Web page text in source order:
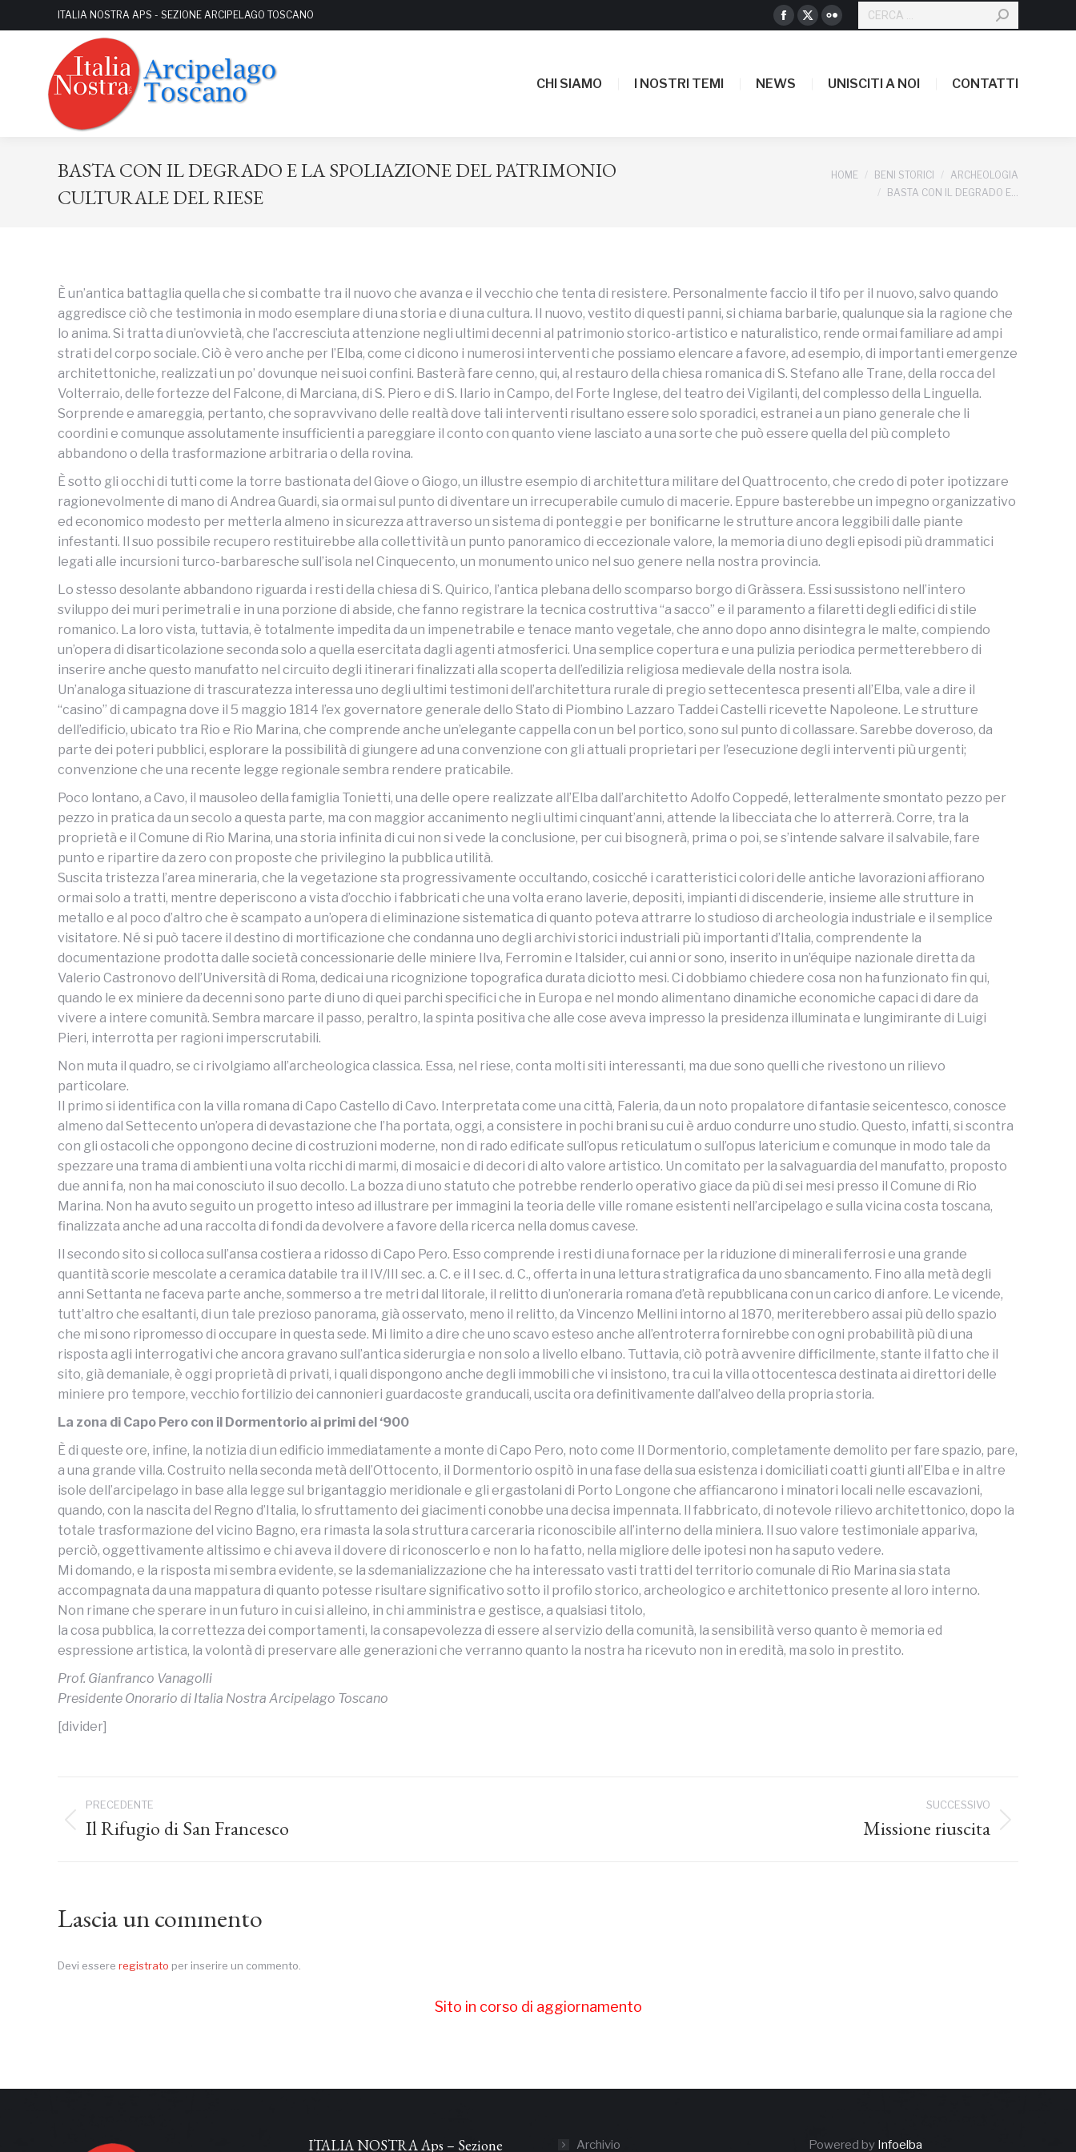
ITALIA NOSTRA APS - SEZIONE ARCIPELAGO TOSCANO
Facebook
in
X
Flickr
in
CERCA:
CHI SIAMO I NOSTRI TEMI NEWS UNISCITI A NOI CONTATTI
BASTA CON IL DEGRADO E LA SPOLIAZIONE DEL PATRIMONIO
CULTURALE DEL RIESE
HOME BENI STORICI
ARCHEOLOGIA
BASTA CON IL DEGRADO E…
È un’antica battaglia quella che si combatte tra il nuovo che avanza e il vecchio che tenta di resistere. Personalmente faccio il tifo per il nuovo, salvo quando
aggredisce ciò che testimonia in modo esemplare di una storia e di una cultura. Il nuovo, vestito di questi panni, si chiama barbarie, qualunque sia la ragione che
lo anima. Si tratta di un’ovvietà, che l’accresciuta attenzione negli ultimi decenni al patrimonio storico-artistico e naturalistico, rende ormai familiare ad ampi
strati del corpo sociale. Ciò è vero anche per l’Elba, come ci dicono i numerosi interventi che possiamo elencare a favore, ad esempio, di importanti emergenze
architettoniche, realizzati un po’ dovunque nei suoi confini. Basterà fare cenno, qui, al restauro della chiesa romanica di S. Stefano alle Trane, della rocca del
Volterraio, delle fortezze del Falcone, di Marciana, di S. Piero e di S. Ilario in Campo, del Forte Inglese, del teatro dei Vigilanti, del complesso della Linguella.
Sorprende e amareggia, pertanto, che sopravvivano delle realtà dove tali interventi risultano essere solo sporadici, estranei a un piano generale che li
coordini e comunque assolutamente insufficienti a pareggiare il conto con quanto viene lasciato a una sorte che può essere quella del più completo
abbandono o della trasformazione arbitraria o della rovina.
È sotto gli occhi di tutti come la torre bastionata del Giove o Giogo, un illustre esempio di architettura militare del Quattrocento, che credo di poter ipotizzare
ragionevolmente di mano di Andrea Guardi, sia ormai sul punto di diventare un irrecuperabile cumulo di macerie. Eppure basterebbe un impegno organizzativo
ed economico modesto per metterla almeno in sicurezza attraverso un sistema di ponteggi e per bonificarne le strutture ancora leggibili dalle piante
infestanti. Il suo possibile recupero restituirebbe alla collettività un punto panoramico di eccezionale valore, la memoria di uno degli episodi più drammatici
legati alle incursioni turco-barbaresche sull’isola nel Cinquecento, un monumento unico nel suo genere nella nostra provincia.
Lo stesso desolante abbandono riguarda i resti della chiesa di S. Quirico, l’antica plebana dello scomparso borgo di Gràssera. Essi sussistono nell’intero
sviluppo dei muri perimetrali e in una porzione di abside, che fanno registrare la tecnica costruttiva “a sacco” e il paramento a filaretti degli edifici di stile
romanico. La loro vista, tuttavia, è totalmente impedita da un impenetrabile e tenace manto vegetale, che anno dopo anno disintegra le malte, compiendo
un’opera di disarticolazione seconda solo a quella esercitata dagli agenti atmosferici. Una semplice copertura e una pulizia periodica permetterebbero di
inserire anche questo manufatto nel circuito degli itinerari finalizzati alla scoperta dell’edilizia religiosa medievale della nostra isola.
Un’analoga situazione di trascuratezza interessa uno degli ultimi testimoni dell’architettura rurale di pregio settecentesca presenti all’Elba, vale a dire il
“casino” di campagna dove il 5 maggio 1814 l’ex governatore generale dello Stato di Piombino Lazzaro Taddei Castelli ricevette Napoleone. Le strutture
dell’edificio, ubicato tra Rio e Rio Marina, che comprende anche un’elegante cappella con un bel portico, sono sul punto di collassare. Sarebbe doveroso, da
parte dei poteri pubblici, esplorare la possibilità di giungere ad una convenzione con gli attuali proprietari per l’esecuzione degli interventi più urgenti;
convenzione che una recente legge regionale sembra rendere praticabile.
Poco lontano, a Cavo, il mausoleo della famiglia Tonietti, una delle opere realizzate all’Elba dall’architetto Adolfo Coppedé, letteralmente smontato pezzo per
pezzo in pratica da un secolo a questa parte, ma con maggior accanimento negli ultimi cinquant’anni, attende la libecciata che lo atterrerà. Corre, tra la
proprietà e il Comune di Rio Marina, una storia infinita di cui non si vede la conclusione, per cui bisognerà, prima o poi, se s’intende salvare il salvabile, fare
punto e ripartire da zero con proposte che privilegino la pubblica utilità.
Suscita tristezza l’area mineraria, che la vegetazione sta progressivamente occultando, cosicché i caratteristici colori delle antiche lavorazioni affiorano
ormai solo a tratti, mentre deperiscono a vista d’occhio i fabbricati che una volta erano laverie, depositi, impianti di discenderie, insieme alle strutture in
metallo e al poco d’altro che è scampato a un’opera di eliminazione sistematica di quanto poteva attrarre lo studioso di archeologia industriale e il semplice
visitatore. Né si può tacere il destino di mortificazione che condanna uno degli archivi storici industriali più importanti d’Italia, comprendente la
documentazione prodotta dalle società concessionarie delle miniere Ilva, Ferromin e Italsider, cui anni or sono, inserito in un’équipe nazionale diretta da
Valerio Castronovo dell’Università di Roma, dedicai una ricognizione topografica durata diciotto mesi. Ci dobbiamo chiedere cosa non ha funzionato fin qui,
quando le ex miniere da decenni sono parte di uno di quei parchi specifici che in Europa e nel mondo alimentano dinamiche economiche capaci di dare da
vivere a intere comunità. Sembra marcare il passo, peraltro, la spinta positiva che alle cose aveva impresso la presidenza illuminata e lungimirante di Luigi
Pieri, interrotta per ragioni imperscrutabili.
Non muta il quadro, se ci rivolgiamo all’archeologica classica. Essa, nel riese, conta molti siti interessanti, ma due sono quelli che rivestono un rilievo
particolare.
Il primo si identifica con la villa romana di Capo Castello di Cavo. Interpretata come una città, Faleria, da un noto propalatore di fantasie seicentesco, conosce
almeno dal Settecento un’opera di devastazione che l’ha portata, oggi, a consistere in pochi brani su cui è arduo condurre uno studio. Questo, infatti, si scontra
con gli ostacoli che oppongono decine di costruzioni moderne, non di rado edificate sull’opus reticulatum o sull’opus latericium e comunque in modo tale da
spezzare una trama di ambienti una volta ricchi di marmi, di mosaici e di decori di alto valore artistico. Un comitato per la salvaguardia del manufatto, proposto
due anni fa, non ha mai conosciuto il suo decollo. La bozza di uno statuto che potrebbe renderlo operativo giace da più di sei mesi presso il Comune di Rio
Marina. Non ha avuto seguito un progetto inteso ad illustrare per immagini la teoria delle ville romane esistenti nell’arcipelago e sulla vicina costa toscana,
finalizzata anche ad una raccolta di fondi da devolvere a favore della ricerca nella domus cavese.
Il secondo sito si colloca sull’ansa costiera a ridosso di Capo Pero. Esso comprende i resti di una fornace per la riduzione di minerali ferrosi e una grande
quantità scorie mescolate a ceramica databile tra il IV/III sec. a. C. e il I sec. d. C., offerta in una lettura stratigrafica da uno sbancamento. Fino alla metà degli
anni Settanta ne faceva parte anche, sommerso a tre metri dal litorale, il relitto di un’oneraria romana d’età repubblicana con un carico di anfore. Le vicende,
tutt’altro che esaltanti, di un tale prezioso panorama, già osservato, meno il relitto, da Vincenzo Mellini intorno al 1870, meriterebbero assai più dello spazio
che mi sono ripromesso di occupare in questa sede. Mi limito a dire che uno scavo esteso anche all’entroterra fornirebbe con ogni probabilità più di una
risposta agli interrogativi che ancora gravano sull’antica siderurgia e non solo a livello elbano. Tuttavia, ciò potrà avvenire difficilmente, stante il fatto che il
sito, già demaniale, è oggi proprietà di privati, i quali dispongono anche degli immobili che vi insistono, tra cui la villa ottocentesca destinata ai direttori delle
miniere pro tempore, vecchio fortilizio dei cannonieri guardacoste granducali, uscita ora definitivamente dall’alveo della propria storia.
La zona di Capo Pero con il Dormentorio ai primi del ‘900
È di queste ore, infine, la notizia di un edificio immediatamente a monte di Capo Pero, noto come Il Dormentorio, completamente demolito per fare spazio, pare,
a una grande villa. Costruito nella seconda metà dell’Ottocento, il Dormentorio ospitò in una fase della sua esistenza i domiciliati coatti giunti all’Elba e in altre
isole dell’arcipelago in base alla legge sul brigantaggio meridionale e gli ergastolani di Porto Longone che affiancarono i minatori locali nelle escavazioni,
quando, con la nascita del Regno d’Italia, lo sfruttamento dei giacimenti conobbe una decisa impennata. Il fabbricato, di notevole rilievo architettonico, dopo la
totale trasformazione del vicino Bagno, era rimasta la sola struttura carceraria riconoscibile all’interno della miniera. Il suo valore testimoniale appariva,
perciò, oggettivamente altissimo e chi aveva il dovere di riconoscerlo e non lo ha fatto, nella migliore delle ipotesi non ha saputo vedere.
Mi domando, e la risposta mi sembra evidente, se la sdemanializzazione che ha interessato vasti tratti del territorio comunale di Rio Marina sia stata
accompagnata da una mappatura di quanto potesse risultare significativo sotto il profilo storico, archeologico e architettonico presente al loro interno.
Non rimane che sperare in un futuro in cui si alleino, in chi amministra e gestisce, a qualsiasi titolo,
la cosa pubblica, la correttezza dei comportamenti, la consapevolezza di essere al servizio della comunità, la sensibilità verso quanto è memoria ed
espressione artistica, la volontà di preservare alle generazioni che verranno quanto la nostra ha ricevuto non in eredità, ma solo in prestito.
Prof. Gianfranco Vanagolli
Presidente Onorario di Italia Nostra Arcipelago Toscano
[divider]
Naviga
tra
post
PRECEDENTE
Post
Il Rifugio di San Francesco
SUCCESSIVO
Missione riuscita
Lascia un commento
Devi essere registrato per inserire un commento.
Sito in corso di aggiornamento
ITALIA NOSTRA Aps – Sezione Archivio Powered by Infoelba